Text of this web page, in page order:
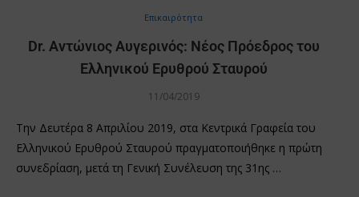
Επικαιρότητα
Dr. Αντώνιος Αυγερινός: Νέος Πρόεδρος του
Ελληνικού Ερυθρού Σταυρού
11/04/2019
Την Δευτέρα 8 Απριλίου 2019, στα Κεντρικά Γραφεία του
Ελληνικού Ερυθρού Σταυρού πραγματοποιήθηκε η πρώτη
συνεδρίαση, μετά τη Γενική Συνέλευση της 31ης …